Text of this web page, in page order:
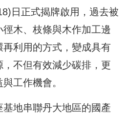
日正式揭牌啟用，過去被
木、枝條與木作加工邊
利用的方式，變成具有
不但有效減少碳排，更
工作機會。
地串聯丹大地區的國產